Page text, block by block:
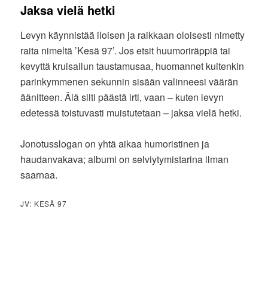
Jaksa vielä hetki
Levyn käynnistää iloisen ja raikkaan oloisesti nimetty
raita nimeltä ’Kesä 97’. Jos etsit huumoriräppiä tai
kevyttä kruisailun taustamusaa, huomannet kuitenkin
parinkymmenen sekunnin sisään valinneesi väärän
äänitteen. Älä silti päästä irti, vaan – kuten levyn
edetessä toistuvasti muistutetaan – jaksa vielä hetki.
Jonotusslogan on yhtä aikaa humoristinen ja
haudanvakava; albumi on selviytymistarina ilman
saarnaa.
JV: KESÄ 97